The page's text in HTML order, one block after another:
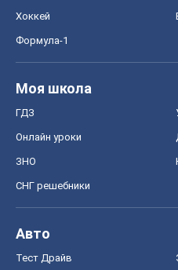
Хоккей
Формула-1
Моя школа
ГДЗ
Онлайн уроки
ЗНО
СНГ решебники
Авто
Тест Драйв